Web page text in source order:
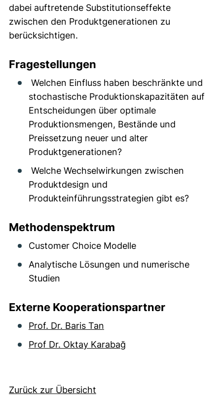
dabei auftretende Substitutionseffekte
zwischen den Produktgenerationen zu
berücksichtigen.
Fragestellungen
Welchen Einfluss haben beschränkte und
stochastische Produktionskapazitäten auf
Entscheidungen über optimale
Produktionsmengen, Bestände und
Preissetzung neuer und alter
Produktgenerationen?
Welche Wechselwirkungen zwischen
Produktdesign und
Produkteinführungsstrategien gibt es?
Methodenspektrum
Customer Choice Modelle
Analytische Lösungen und numerische
Studien
Externe Kooperationspartner
Prof. Dr. Baris Tan
Prof Dr. Oktay Karabağ
Zurück zur Übersicht